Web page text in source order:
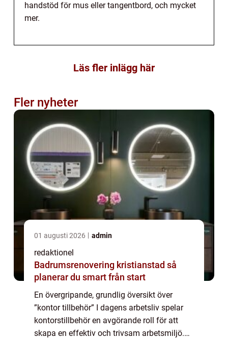
handstöd för mus eller tangentbord, och mycket
mer.
Läs fler inlägg här
Fler nyheter
01 augusti 2026 admin
redaktionel
Badrumsrenovering kristianstad så
planerar du smart från start
En övergripande, grundlig översikt över
”kontor tillbehör” I dagens arbetsliv spelar
kontorstillbehör en avgörande roll för att
skapa en effektiv och trivsam arbetsmiljö.